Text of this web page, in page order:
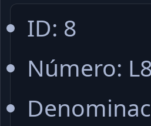
ID: 8
Número: